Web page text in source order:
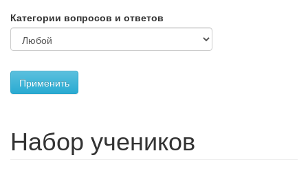
Категории вопросов и ответов
Применить
Набор учеников